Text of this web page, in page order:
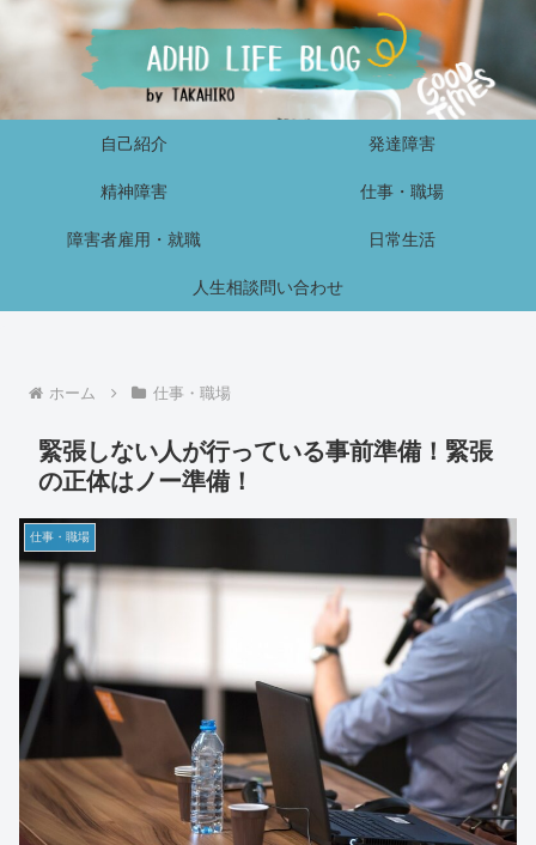
自己紹介 発達障害
精神障害 仕事・職場
障害者雇用・就職 日常生活
人生相談問い合わせ
ホーム 仕事・職場
緊張しない人が行っている事前準備！緊張
の正体はノー準備！
仕事・職場